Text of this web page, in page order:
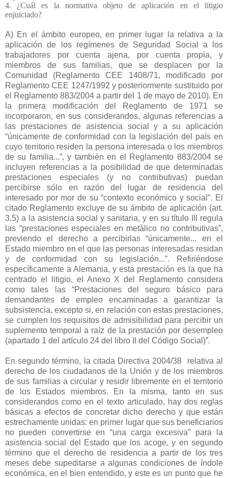
4. ¿Cuál es la normativa objeto de aplicación en el litigio
enjuiciado?
A) En el ámbito europeo, en primer lugar la relativa a la
aplicación de los regímenes de Seguridad Social a los
trabajadores por cuenta ajena, por cuenta propia, y
miembros de sus familias, que se desplacen por la
Comunidad (Reglamento CEE 1408/71, modificado por
Reglamento CEE 1247/1992 y posteriormente sustituido por
el Reglamento 883/2004 a partir del 1 de mayo de 2010). En
la primera modificación del Reglamento de 1971 se
incorporaron, en sus considerandos, algunas referencias a
las prestaciones de asistencia social y a su aplicación
“únicamente de conformidad con la legislación del país en
cuyo territorio residen la persona interesada o los miembros
de su familia...”, y también en el Reglamento 883/2004 se
incluyen referencias a la posibilidad de que determinadas
prestaciones especiales (y no contributivas) puedan
percibirse sólo en razón del lugar de residencia del
interesado por mor de su “contexto económico y social”. El
citado Reglamento excluye de su ámbito de aplicación (art.
3.5) a la asistencia social y sanitaria, y en su título III regula
las “prestaciones especiales en metálico no contributivas”,
previendo el derecho a percibirlas “únicamente... en el
Estado miembro en el que las personas interesadas residan
y de conformidad con su legislación...”. Refiriéndose
específicamente a Alemania, y esta prestación es la que ha
centrado el litigio, el Anexo X del Reglamento considera
como tales las “Prestaciones del seguro básico para
demandantes de empleo encaminadas a garantizar la
subsistencia, excepto si, en relación con estas prestaciones,
se cumplen los requisitos de admisibilidad para percibir un
suplemento temporal a raíz de la prestación por desempleo
(apartado 1 del artículo 24 del libro II del Código Social)”.
En segundo término, la citada Directiva 2004/38
relativa al
derecho de los ciudadanos de la Unión y de los miembros
de sus familias a circular y residir libremente en el territorio
de los Estados miembros. En la misma, tanto en sus
considerandos como en el texto articulado, hay dos reglas
básicas a efectos de concretar dicho derecho y que están
estrechamente unidas: en primer lugar que sus beneficiarios
no pueden convertirse en “una carga excesiva” para la
asistencia social del Estado que los acoge, y en segundo
término que el derecho de residencia a partir de los tres
meses debe supeditarse a algunas condiciones de índole
económica, en el bien entendido, y este es un punto que he